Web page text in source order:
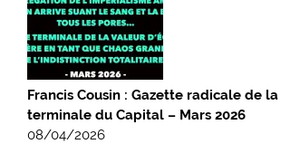
Francis Cousin : Gazette radicale de
terminale du Capital – Mars 2026
08/04/2026